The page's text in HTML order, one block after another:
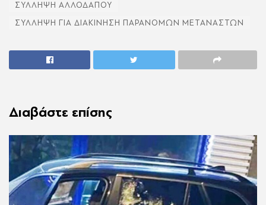
ΣΥΛΛΗΨΗ ΑΛΛΟΔΑΠΟΥ
ΣΥΛΛΗΨΗ ΓΙΑ ΔΙΑΚΙΝΗΣΗ ΠΑΡΑΝΟΜΩΝ ΜΕΤΑΝΑΣΤΩΝ
Διαβάστε επίσης